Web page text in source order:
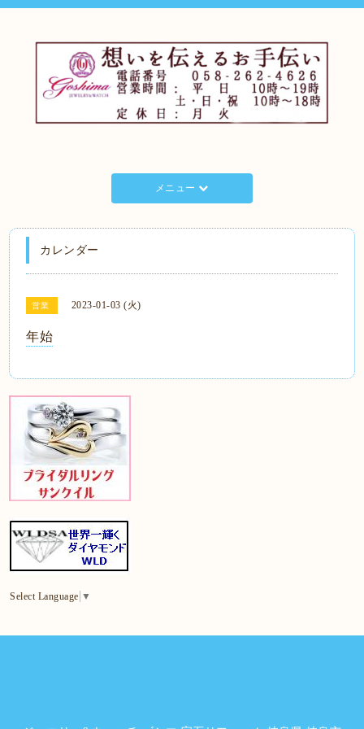
メニュー
カレンダー
営業 2023-01-03 (火)
年始
Select Language ▼